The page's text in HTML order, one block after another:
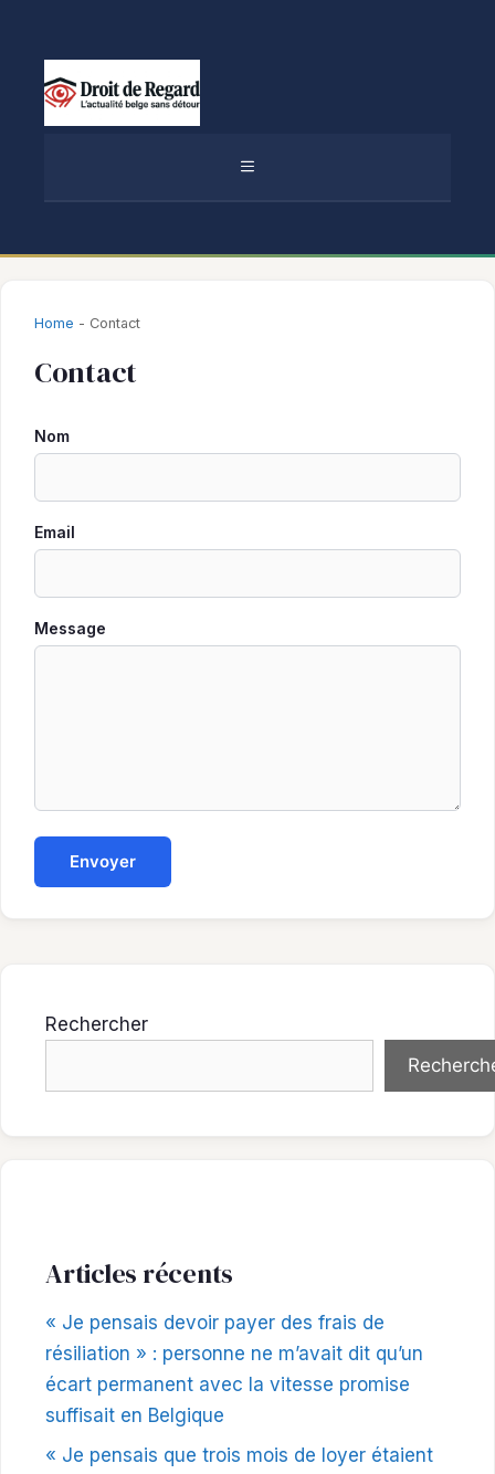
MENU
Home - Contact
Contact
Nom
Email
Message
Envoyer
Rechercher
Articles récents
« Je pensais devoir payer des frais de
résiliation » : personne ne m’avait dit qu’un
écart permanent avec la vitesse promise
suffisait en Belgique
« Je pensais que trois mois de loyer étaient